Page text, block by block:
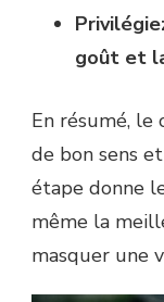
goût et
En résumé, le
de bon sens
étape donne
même la
masquer une